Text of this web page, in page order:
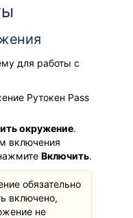
для работы с
Рутокен Pass
окружение.
включения
Включить.
обязательно
включено,
не